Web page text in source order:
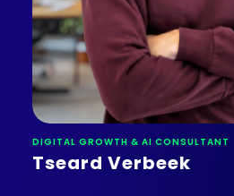
DIGITAL GROWTH & AI CONSULTANT
Tseard Verbeek